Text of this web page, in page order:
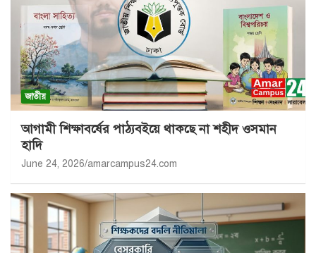
জাতীয়
আগামী শিক্ষাবর্ষের পাঠ্যবইয়ে থাকছে না শহীদ ওসমান
হাদি
June 24, 2026 amarcampus24.com